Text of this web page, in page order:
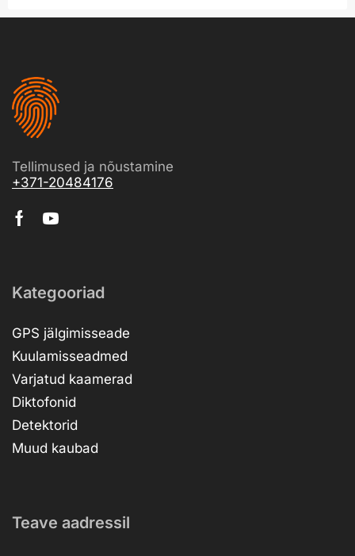
Tellimused ja nõustamine
+371-20484176
Kategooriad
GPS jälgimisseade
Kuulamisseadmed
Varjatud kaamerad
Diktofonid
Detektorid
Muud kaubad
Teave aadressil